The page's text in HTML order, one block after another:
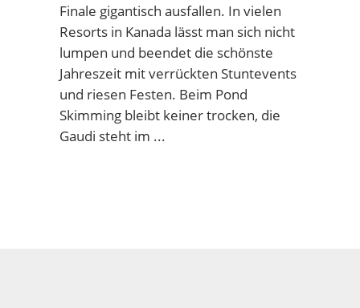
Finale gigantisch ausfallen. In vielen
Resorts in Kanada lässt man sich nicht
lumpen und beendet die schönste
Jahreszeit mit verrückten Stuntevents
und riesen Festen. Beim Pond
Skimming bleibt keiner trocken, die
Gaudi steht im